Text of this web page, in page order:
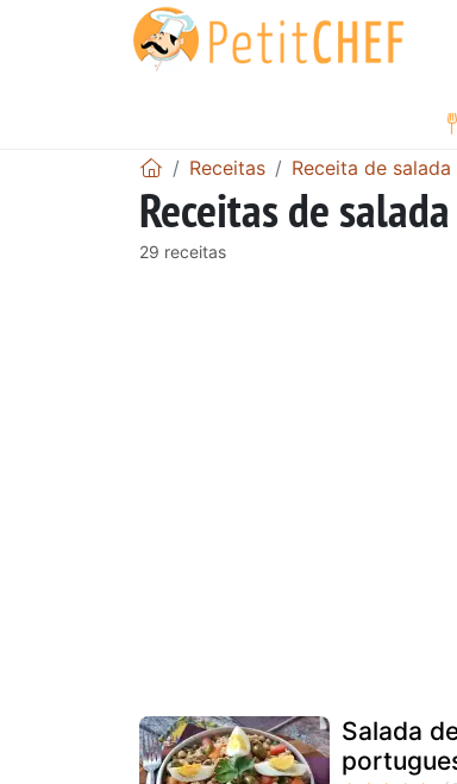
Receitas Receita de salada
Receitas de
29 receitas
Salada